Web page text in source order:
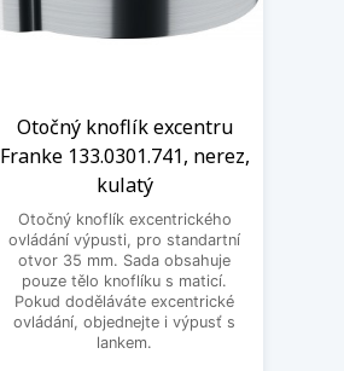
Otočný knoflík excentru
Franke 133.0301.741, nerez,
kulatý
Otočný knoflík excentrického
ovládání výpusti, pro standartní
otvor 35 mm. Sada obsahuje
pouze tělo knoflíku s maticí.
Pokud doděláváte excentrické
ovládání, objednejte i výpusť s
lankem.